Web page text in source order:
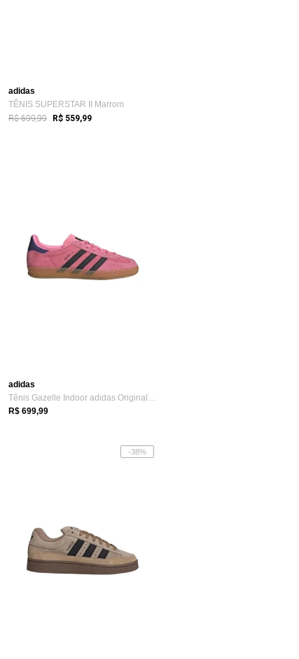
adidas
TÊNIS SUPERSTAR II Marrom
R$ 699,99 R$ 559,99
adidas
Tênis Gazelle Indoor adidas Originals Rosa
R$ 699,99
-38%